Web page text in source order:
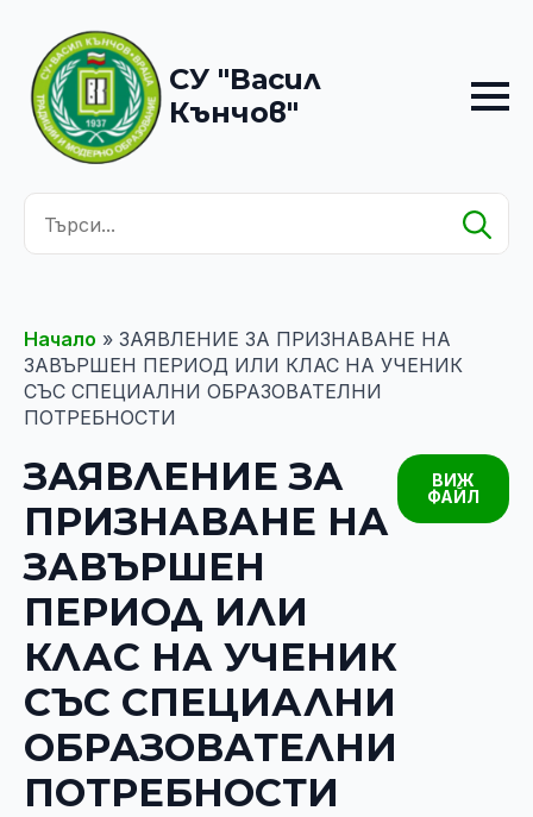
СУ "Васил
Кънчов"
Начало » ЗАЯВЛЕНИЕ ЗА ПРИЗНАВАНЕ НА
ЗАВЪРШЕН ПЕРИОД ИЛИ КЛАС НА УЧЕНИК
СЪС СПЕЦИАЛНИ ОБРАЗОВАТЕЛНИ
ПОТРЕБНОСТИ
ЗАЯВЛЕНИЕ ЗА
ПРИЗНАВАНЕ НА
ЗАВЪРШЕН
ПЕРИОД ИЛИ
КЛАС НА УЧЕНИК
СЪС СПЕЦИАЛНИ
ОБРАЗОВАТЕЛНИ
ПОТРЕБНОСТИ
ВИЖ
ФАЙЛ